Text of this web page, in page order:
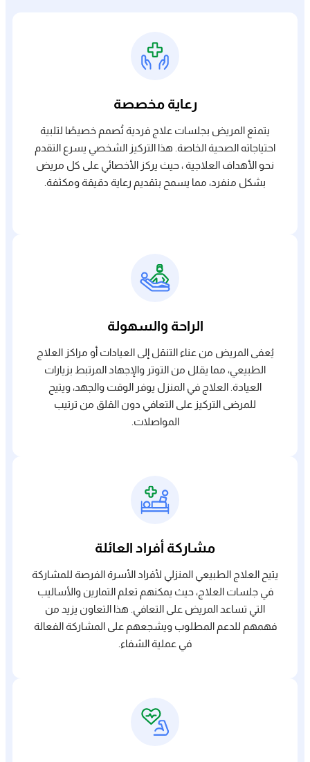
رعاية مخصصة
يتمتع المريض بجلسات علاج فردية تُصمم خصيصًا لتلبية
احتياجاته الصحية الخاصة. هذا التركيز الشخصي يسرع التقدم
نحو الأهداف العلاجية ، حيث يركز الأخصائي على كل مريض
بشكل منفرد، مما يسمح بتقديم رعاية دقيقة ومكثفة.
الراحة والسهولة
يُعفى المريض من عناء التنقل إلى العيادات أو مراكز العلاج
الطبيعي، مما يقلل من التوتر والإجهاد المرتبط بزيارات
العيادة. العلاج في المنزل يوفر الوقت والجهد، ويتيح
للمرضى التركيز على التعافي دون القلق من ترتيب
المواصلات.
مشاركة أفراد العائلة
يتيح العلاج الطبيعي المنزلي لأفراد الأسرة الفرصة للمشاركة
في جلسات العلاج، حيث يمكنهم تعلم التمارين والأساليب
التي تساعد المريض على التعافي. هذا التعاون يزيد من
فهمهم للدعم المطلوب ويشجعهم على المشاركة الفعالة
في عملية الشفاء.